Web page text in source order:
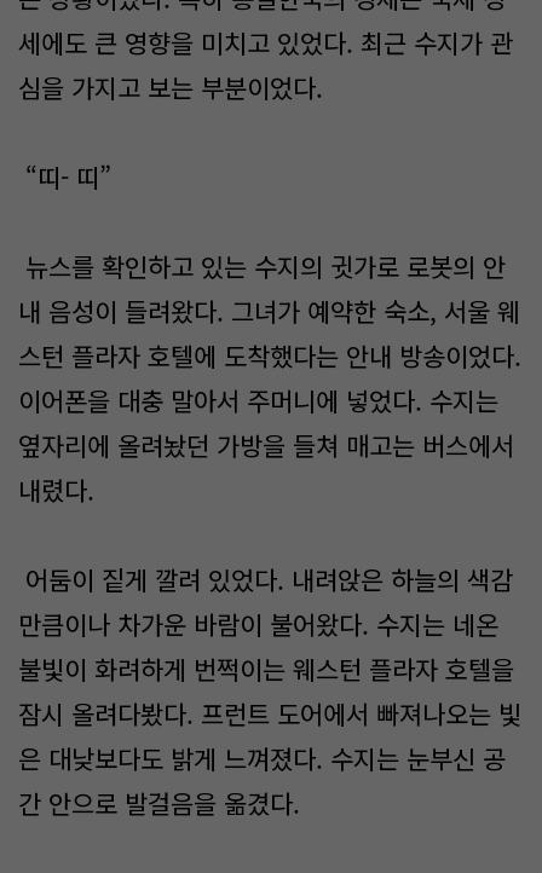
세에도 큰 영향을 미치고 있었다. 최근 수지가 관
심을 가지고 보는 부분이었다.
“띠- 띠”
뉴스를 확인하고 있는 수지의 귓가로 로봇의 안
내 음성이 들려왔다. 그녀가 예약한 숙소, 서울 웨
스턴 플라자 호텔에 도착했다는 안내 방송이었다.
이어폰을 대충 말아서 주머니에 넣었다. 수지는
옆자리에 올려놨던 가방을 들쳐 매고는 버스에서
내렸다.
어둠이 짙게 깔려 있었다. 내려앉은 하늘의 색감
만큼이나 차가운 바람이 불어왔다. 수지는 네온
불빛이 화려하게 번쩍이는 웨스턴 플라자 호텔을
잠시 올려다봤다. 프런트 도어에서 빠져나오는 빛
은 대낮보다도 밝게 느껴졌다. 수지는 눈부신 공
간 안으로 발걸음을 옮겼다.